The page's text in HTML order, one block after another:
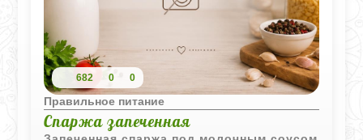
682 0 0
Правильное питание
Спаржа запеченная